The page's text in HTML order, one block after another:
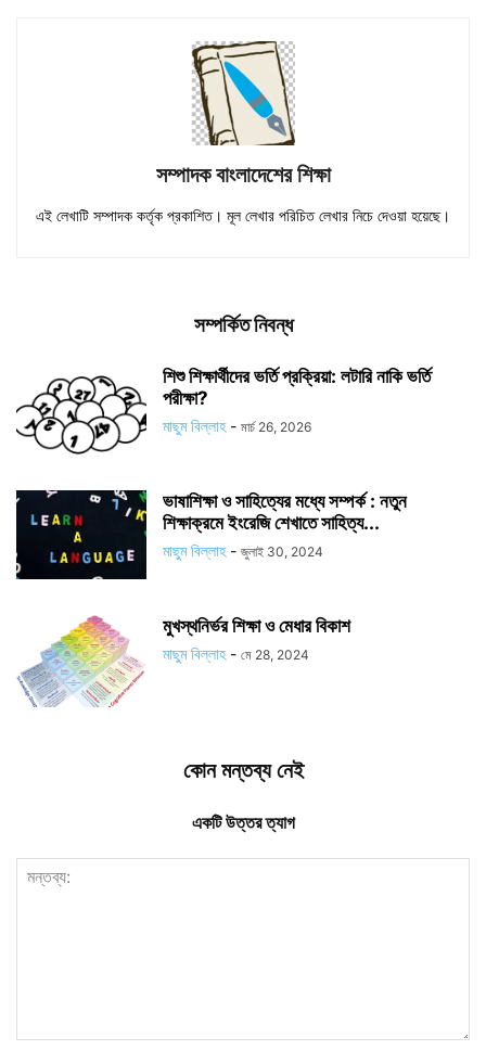
সম্পাদক বাংলাদেশের শিক্ষা
এই লেখাটি সম্পাদক কর্তৃক প্রকাশিত। মূল লেখার পরিচিত লেখার নিচে দেওয়া হয়েছে।
সম্পর্কিত নিবন্ধ
শিশু শিক্ষার্থীদের ভর্তি প্রক্রিয়া: লটারি নাকি ভর্তি
পরীক্ষা?
মাছুম বিল্লাহ - মার্চ 26, 2026
ভাষাশিক্ষা ও সাহিত্যের মধ্যে সম্পর্ক : নতুন
শিক্ষাক্রমে ইংরেজি শেখাতে সাহিত্য...
মাছুম বিল্লাহ - জুলাই 30, 2024
মুখস্থনির্ভর শিক্ষা ও মেধার বিকাশ
মাছুম বিল্লাহ - মে 28, 2024
কোন মন্তব্য নেই
একটি উত্তর ত্যাগ